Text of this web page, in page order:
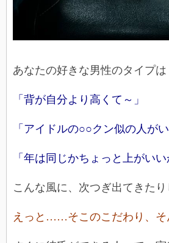
あなたの好きな男性のタイプは
「背が自分より高くて～」
「アイドルの○○クン似の人がい
「年は同じかちょっと上がいい
こんな風に、次つぎ出てきたり
えっと……そこのこだわり、そ